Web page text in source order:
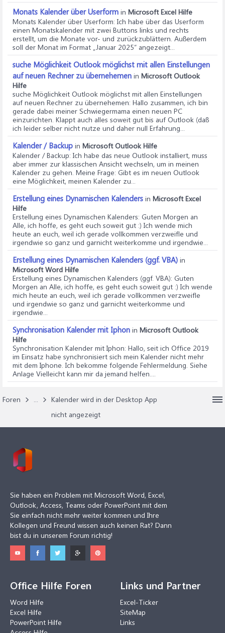
Monats Kalender über Userform in Microsoft Excel Hilfe
Monats Kalender über Userform: Ich habe über das Userform
einen Monatskalender mit zwei Buttons links und rechts
erstellt, um die Monate vor- und zurückzublättern. Außerdem
soll der Monat im Format „Januar 2025“ angezeigt...
suche Möglichkeit Outlook möglichst mit allen Einstellungen
auf neuen Rechner zu übernehemen in Microsoft Outlook
Hilfe
suche Möglichkeit Outlook möglichst mit allen Einstellungen
auf neuen Rechner zu übernehemen: Hallo zusammen, ich bin
gerade dabei meiner Schwiegermama einen neuen PC
einzurichten. Klappt auch alles soweit gut bis auf Outlook (daß
ich leider selber nicht nutze und daher null Erfahrung...
Kalender / Backup in Microsoft Outlook Hilfe
Kalender / Backup: Ich habe das neue Outlook installiert, muss
aber immer zur klassischen Ansicht wechseln, um in meinen
Kalender zu gehen. Meine Frage: Gibt es im neuen Outlook
eine Möglichkeit, meinen Kalender zu...
Erstellung eines Dynamischen Kalenders in Microsoft Excel
Hilfe
Erstellung eines Dynamischen Kalenders: Guten Morgen an
Alle, ich hoffe, es geht euch soweit gut :) Ich wende mich
heute an euch, weil ich gerade vollkommen verzweifle und
irgendwie so ganz und garnicht weiterkomme und irgendwie...
Erstellung eines Dynamischen Kalenders (ggf. VBA) in
Microsoft Word Hilfe
Erstellung eines Dynamischen Kalenders (ggf. VBA): Guten
Morgen an Alle, ich hoffe, es geht euch soweit gut :) Ich wende
mich heute an euch, weil ich gerade vollkommen verzweifle
und irgendwie so ganz und garnicht weiterkomme und
irgendwie...
Synchronisation Kalender mit Iphon in Microsoft Outlook
Hilfe
Synchronisation Kalender mit Iphon: Hallo, seit ich Office 2019
im Einsatz habe synchronisiert sich mein Kalender nicht mehr
mit dem Iphone. Ich bekomme folgende Fehlermeldung. Siehe
Anlage Vielleicht kann mir da jemand helfen....
Foren ...
Kalender wird in der Desktop App
nicht angezeigt
Sie haben ein Problem mit Microsoft Word, Excel,
Outlook, Access, Teams oder PowerPoint mit dem
Sie einfach nicht mehr weiter kommen und Ihre
Kollegen und Freund wissen auch keinen Rat? Dann
bist du in unserem Forum richtig!
Office Hilfe Foren
Word Hilfe
Excel Hilfe
PowerPoint Hilfe
Links und Partner
Excel-Ticker
SiteMap
Links